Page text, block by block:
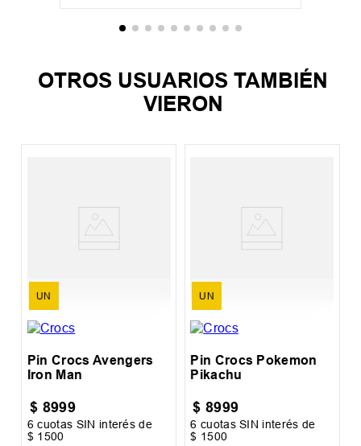
OTROS USUARIOS TAMBIÉN
VIERON
UN
Pin Crocs Avengers
Iron Man
$ 8999
6 cuotas SIN interés de
$ 1500
UN
Pin Crocs Pokemon
Pikachu
$ 8999
6 cuotas SIN interés de
$ 1500